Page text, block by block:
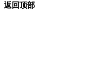
返回顶部